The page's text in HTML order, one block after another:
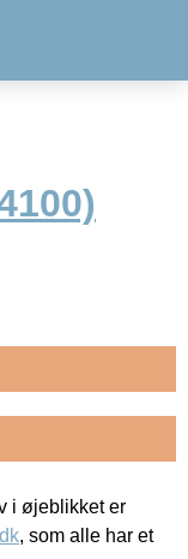
i øjeblikket er
, som alle har et